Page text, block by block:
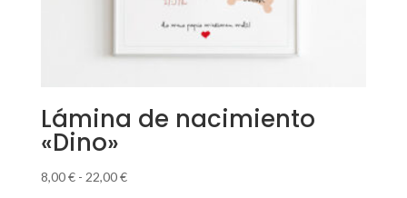
Lámina de nacimiento
«Dino»
8,00€ - 22,00€Rango